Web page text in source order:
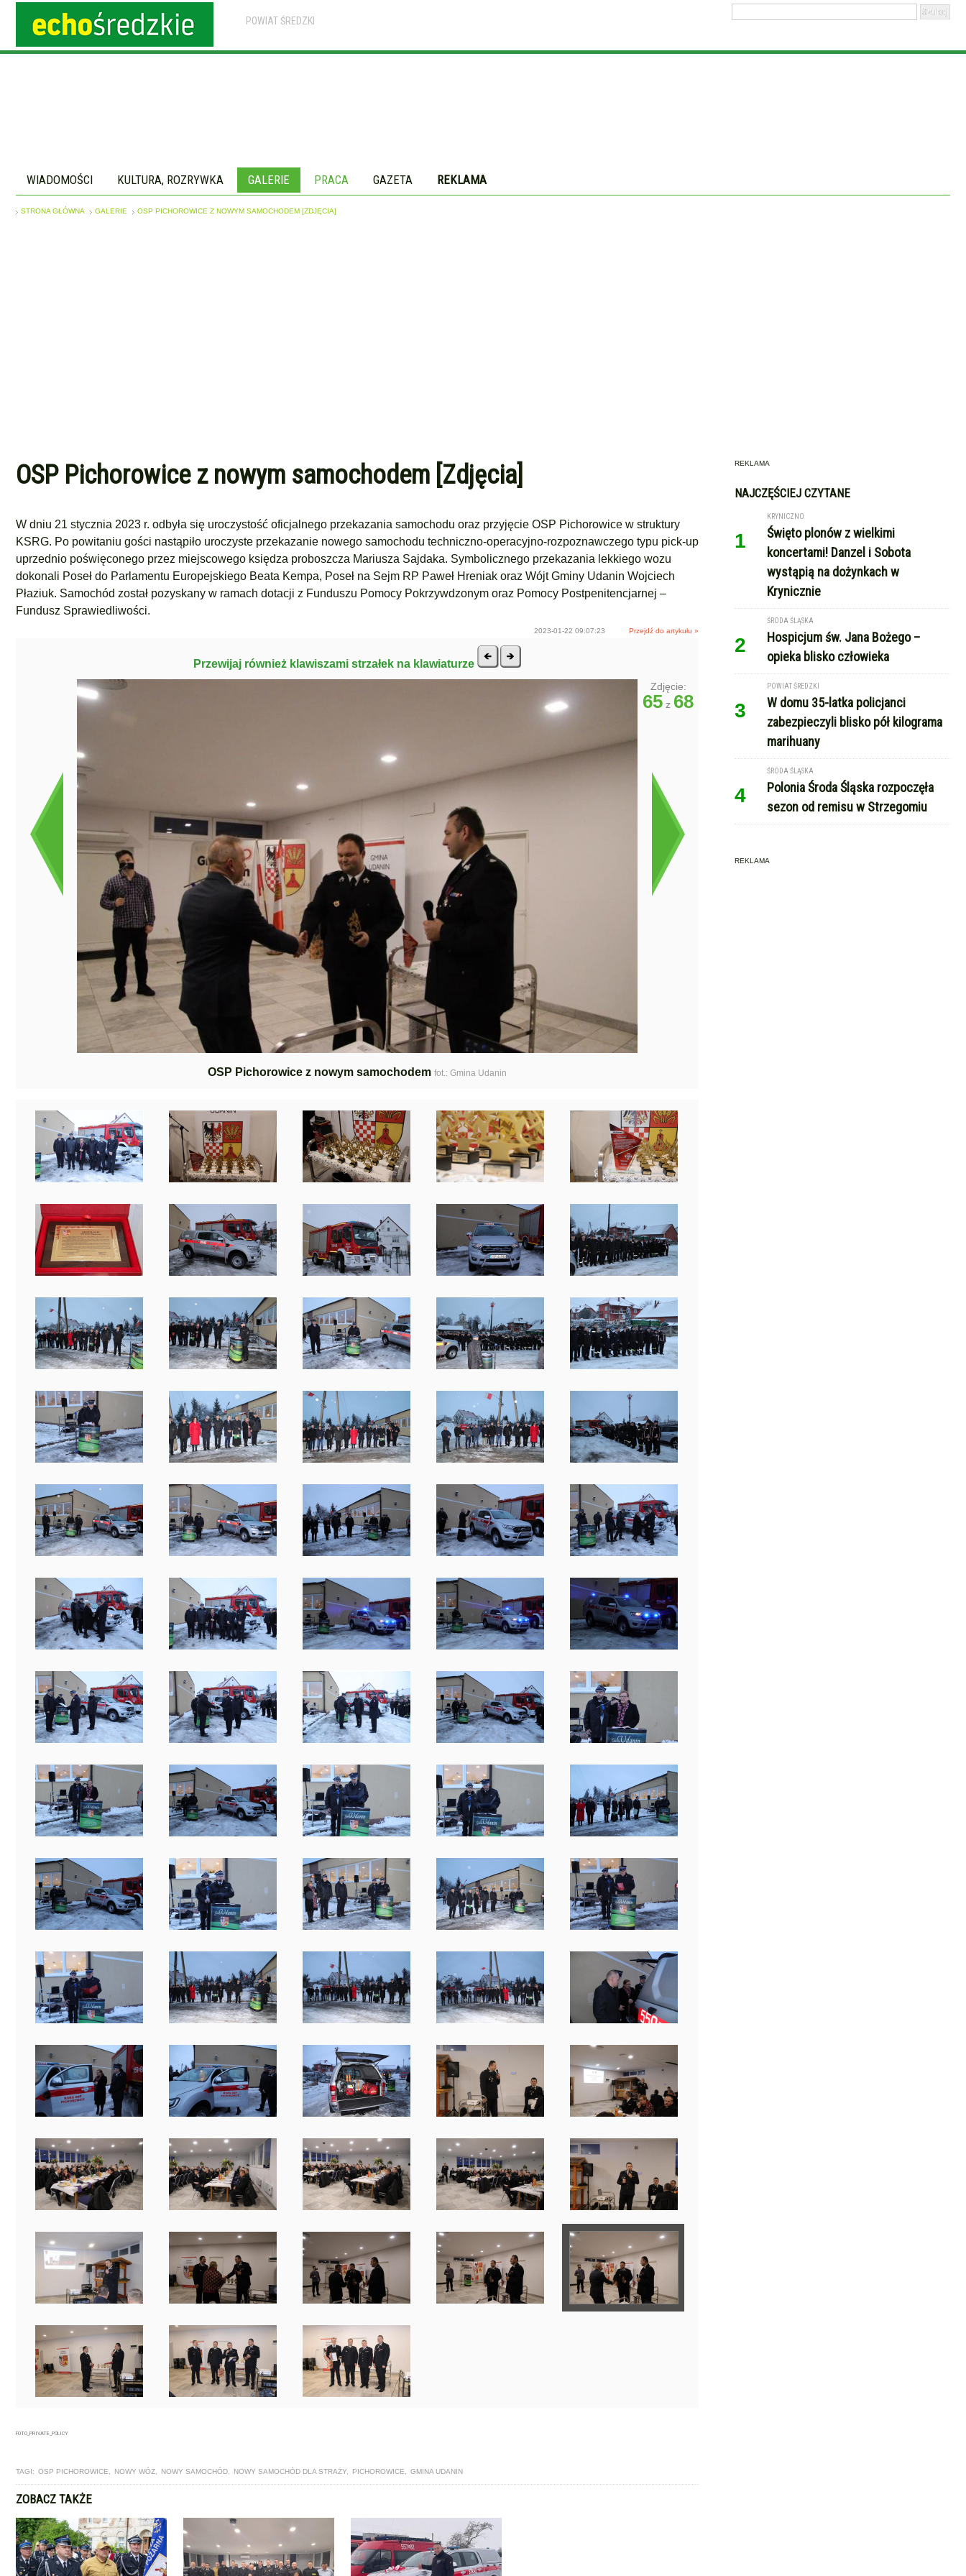
POWIAT ŚREDZKI
WIADOMOŚCI KULTURA, ROZRYWKA GALERIE PRACA GAZETA REKLAMA
STRONA GŁÓWNA GALERIE OSP PICHOROWICE Z NOWYM SAMOCHODEM [ZDJĘCIA]
OSP Pichorowice z nowym samochodem [Zdjęcia]
W dniu 21 stycznia 2023 r. odbyła się uroczystość oficjalnego przekazania samochodu oraz przyjęcie OSP Pichorowice w struktury
KSRG. Po powitaniu gości nastąpiło uroczyste przekazanie nowego samochodu techniczno-operacyjno-rozpoznawczego typu pick-up
uprzednio poświęconego przez miejscowego księdza proboszcza Mariusza Sajdaka. Symbolicznego przekazania lekkiego wozu
dokonali Poseł do Parlamentu Europejskiego Beata Kempa, Poseł na Sejm RP Paweł Hreniak oraz Wójt Gminy Udanin Wojciech
Płaziuk. Samochód został pozyskany w ramach dotacji z Funduszu Pomocy Pokrzywdzonym oraz Pomocy Postpenitencjarnej –
Fundusz Sprawiedliwości.
2023-01-22 09:07:23 Przejdź do artykułu »
Przewijaj również klawiszami strzałek na klawiaturze
OSP Pichorowice z nowym samochodem fot.: Gmina Udanin
Zdjęcie:
65 z 68
FOTO_PRIVATE_POLICY
TAGI: OSP PICHOROWICE NOWY WÓZ NOWY SAMOCHÓD NOWY SAMOCHÓD DLA STRAŻY PICHOROWICE GMINA UDANIN
ZOBACZ TAKŻE
REKLAMA
NAJCZĘŚCIEJ CZYTANE
1
KRYNICZNO
Święto plonów z wielkimi
koncertami! Danzel i Sobota
wystąpią na dożynkach w
Krynicznie
2
ŚRODA ŚLĄSKA
Hospicjum św. Jana Bożego –
opieka blisko człowieka
3
POWIAT ŚREDZKI
W domu 35-latka policjanci
zabezpieczyli blisko pół kilograma
marihuany
4
ŚRODA ŚLĄSKA
Polonia Środa Śląska rozpoczęła
sezon od remisu w Strzegomiu
REKLAMA